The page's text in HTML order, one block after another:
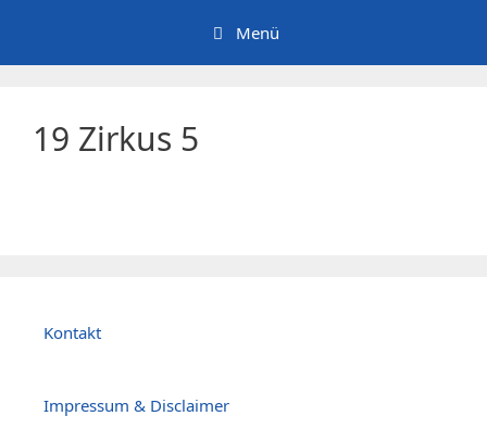
springen
Menü
19 Zirkus 5
Kontakt
Impressum & Disclaimer